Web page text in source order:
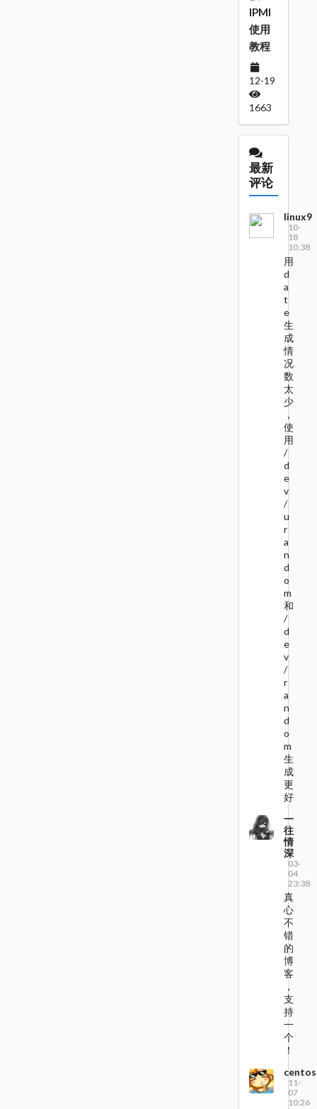
IPMI
使用
教程
12-19
1663
最新
评论
linux9
10-
18
10:38
用
d
a
t
e
生
成
情
况
数
太
少
，
使
用
/
d
e
v
/
u
r
a
n
d
o
m
和
/
d
e
v
/
r
a
n
d
o
m
生
成
更
好
一
往
情
深
03-
04
23:38
真
心
不
错
的
博
客
，
支
持
一
个
！
centos
11-
07
10:26